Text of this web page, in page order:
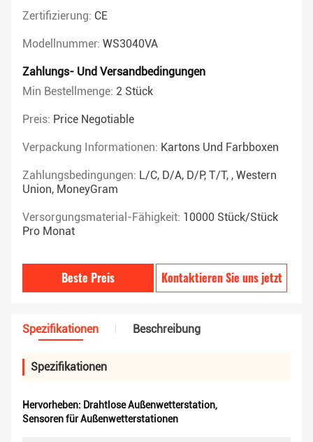
Zertifizierung: CE
Modellnummer: WS3040VA
Zahlungs- Und Versandbedingungen
Min Bestellmenge: 2 Stück
Preis: Price Negotiable
Verpackung Informationen: Kartons Und Farbboxen
Zahlungsbedingungen: L/C, D/A, D/P, T/T, , Western
Union, MoneyGram
Versorgungsmaterial-Fähigkeit: 10000 Stück/Stück
Pro Monat
Beste Preis Kontaktieren Sie uns jetzt
Spezifikationen Beschreibung
Spezifikationen
Hervorheben: Drahtlose Außenwetterstation,
Sensoren für Außenwetterstationen